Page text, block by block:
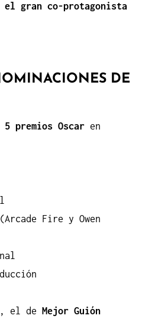
el gran co-protagonista
DE
5 premios Oscar en
Fire y Owen
, el de Mejor Guión